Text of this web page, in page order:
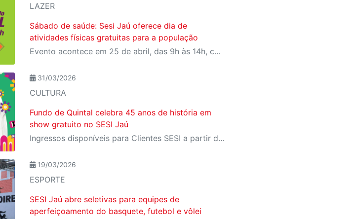
LAZER
Sábado de saúde: Sesi Jaú oferece dia de
atividades físicas gratuitas para a população
Evento acontece em 25 de abril, das 9h às 14h, com programação para todas as idades
31/03/2026
CULTURA
Fundo de Quintal celebra 45 anos de história em
show gratuito no SESI Jaú
Ingressos disponíveis para Clientes SESI a partir de 10 de abril na secretaria única; para público geral, dia 11 de abril no Meu SESI
19/03/2026
ESPORTE
SESI Jaú abre seletivas para equipes de
aperfeiçoamento do basquete, futebol e vôlei